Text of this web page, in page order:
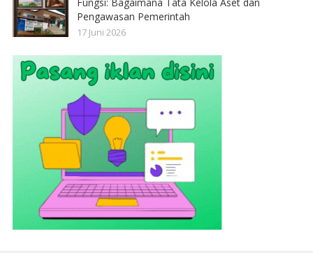
Fungsi: Bagaimana Tata Kelola Aset dan
Pengawasan Pemerintah
17 Juni 2026